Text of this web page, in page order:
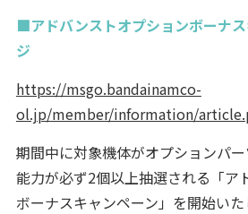
■アドバンストオプションボーナ
ジ
https://msgo.bandainamco-
ol.jp/member/information/
期間中に対象機体がオプションパー
能力が必ず2個以上抽選される「ア
ボーナスキャンペーン」を開始い